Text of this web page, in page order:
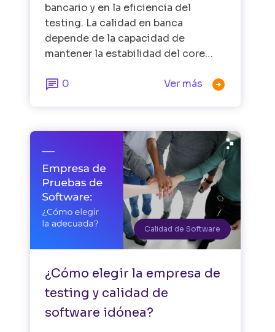
bancario y en la eficiencia del
testing. La calidad en banca
depende de la capacidad de
mantener la estabilidad del core…
 0 Ver más 
Calidad de Software
¿Cómo elegir la empresa de
testing y calidad de
software idónea?